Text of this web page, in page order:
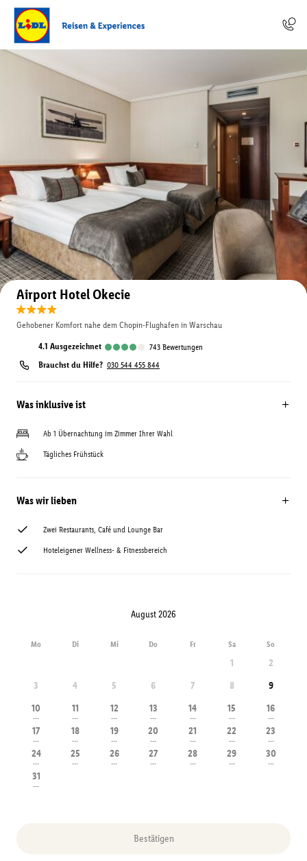
Auf der Karte anzeigen
Airport Hotel Okecie
Gehobener Komfort nahe dem Chopin-Flughafen in Warschau
4.1 ausgezeichnet 743 Bewertungen
Brauchst du Hilfe? 030 544 455 844
Was inklusive ist
Ab 1 Übernachtung im Zimmer Ihrer Wahl
Tägliches Frühstück
Was wir lieben
Zwei Restaurants, Café und Lounge Bar
Hoteleigener Wellness- & Fitnessbereich
August 2026
Mo Di Mi Do Fr Sa So
1
2
3
4 5 6 7 8
9
10
---
11
---
12
---
13
---
14
---
15
---
16
---
17
---
18
---
19
---
20
---
21
---
22
---
23
---
24
---
25
---
26
---
27
---
28
---
29
---
30
---
31
---
Bestätigen